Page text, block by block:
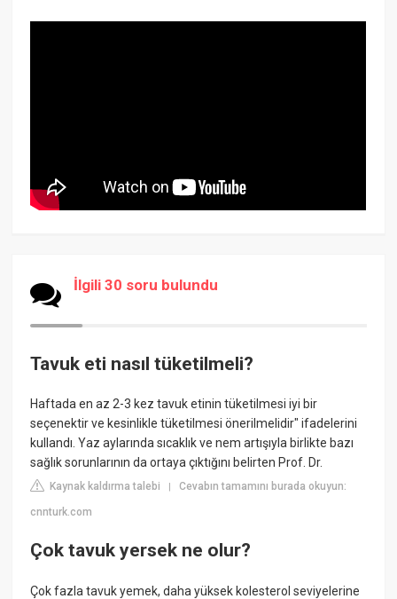
İlgili 30 soru bulundu
Tavuk eti nasıl tüketilmeli?
Haftada en az 2-3 kez tavuk etinin tüketilmesi iyi bir
seçenektir ve kesinlikle tüketilmesi önerilmelidir" ifadelerini
kullandı. Yaz aylarında sıcaklık ve nem artışıyla birlikte bazı
sağlık sorunlarının da ortaya çıktığını belirten Prof. Dr.
Kaynak kaldırma talebi |Cevabın tamamını burada okuyun:
cnnturk.com
Çok tavuk yersek ne olur?
Çok fazla tavuk yemek, daha yüksek kolesterol seviyelerine